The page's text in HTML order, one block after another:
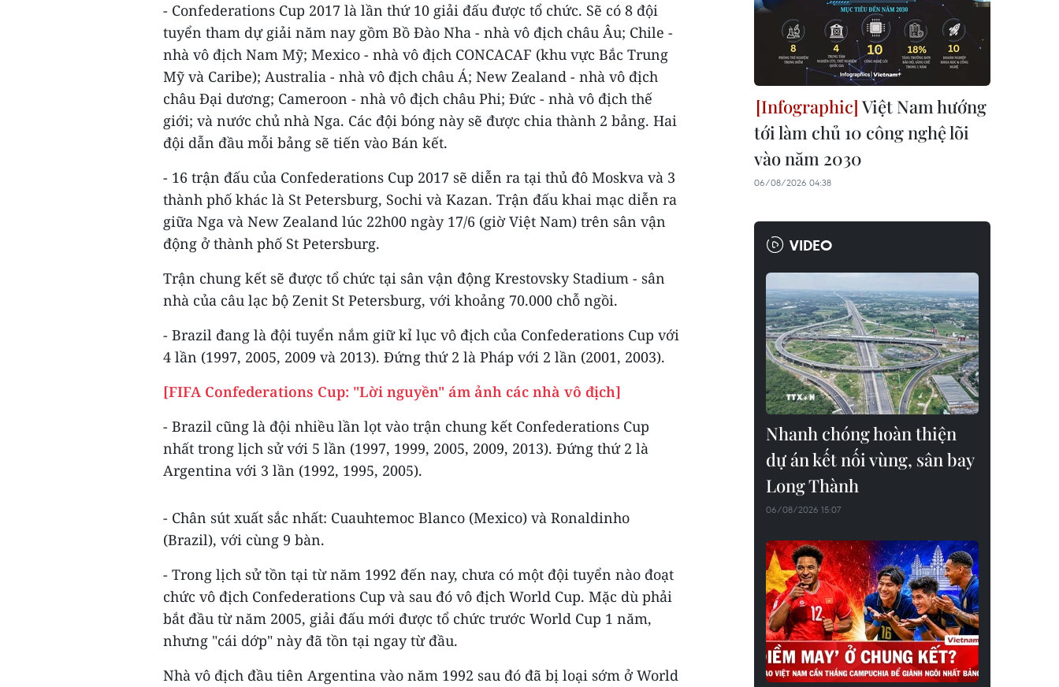
- Confederations Cup 2017 là lần thứ 10 giải đấu được tổ chức. Sẽ có 8 đội
tuyển tham dự giải năm nay gồm Bồ Đào Nha - nhà vô địch châu Âu; Chile -
nhà vô địch Nam Mỹ; Mexico - nhà vô địch CONCACAF (khu vực Bắc Trung
Mỹ và Caribe); Australia - nhà vô địch châu Á; New Zealand - nhà vô địch
châu Đại dương; Cameroon - nhà vô địch châu Phi; Đức - nhà vô địch thế
giới; và nước chủ nhà Nga. Các đội bóng này sẽ được chia thành 2 bảng. Hai
đội dẫn đầu mỗi bảng sẽ tiến vào Bán kết.
- 16 trận đấu của Confederations Cup 2017 sẽ diễn ra tại thủ đô Moskva và 3
thành phố khác là St Petersburg, Sochi và Kazan. Trận đấu khai mạc diễn ra
giữa Nga và New Zealand lúc 22h00 ngày 17/6 (giờ Việt Nam) trên sân vận
động ở thành phố St Petersburg.
Trận chung kết sẽ được tổ chức tại sân vận động Krestovsky Stadium - sân
nhà của câu lạc bộ​ Zenit St Petersburg, với khoảng 70.000 chỗ ngồi.
- Brazil đang là đội tuyển nắm giữ kỉ lục vô địch của Confederations Cup với
4 lần (1997, 2005, 2009 và 2013). Đứng thứ 2 là Pháp với 2 lần (2001, 2003).
[FIFA Confederations Cup: "Lời nguyền" ám ảnh các nhà vô địch]
- Brazil cũng là đội nhiều lần lọt vào trận chung kết Confederations Cup
nhất trong lịch sử với 5 lần (1997, 1999, 2005, 2009, 2013). Đứng thứ 2 là
Argentina với 3 lần (1992, 1995, 2005).
- Chân sút xuất sắc nhất: Cuauhtemoc Blanco (Mexico) và Ronaldinho
(Brazil), với cùng 9 bàn.
- Trong lịch sử tồn tại từ năm 1992 đến nay, chưa có một đội tuyển nào đoạt
chức vô địch Confederations Cup và sau đó vô địch World Cup. Mặc dù phải
bắt đầu từ năm 2005, giải đấu mới được tổ chức trước World Cup 1 năm,
nhưng "cái dớp" này đã tồn tại ngay từ đầu.
Nhà vô địch đầu tiên Argentina vào năm 1992 sau đó đã bị loại sớm ở World
Việt Nam hướng
tới làm chủ 10 công nghệ lõi
vào năm 2030
06/08/2026 04:38
VIDEO
Nhanh chóng hoàn thiện
dự án kết nối vùng, sân bay
Long Thành
06/08/2026 15:07